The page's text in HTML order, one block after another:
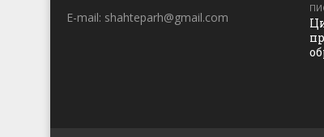
E-mail: shahteparh@gmail.com